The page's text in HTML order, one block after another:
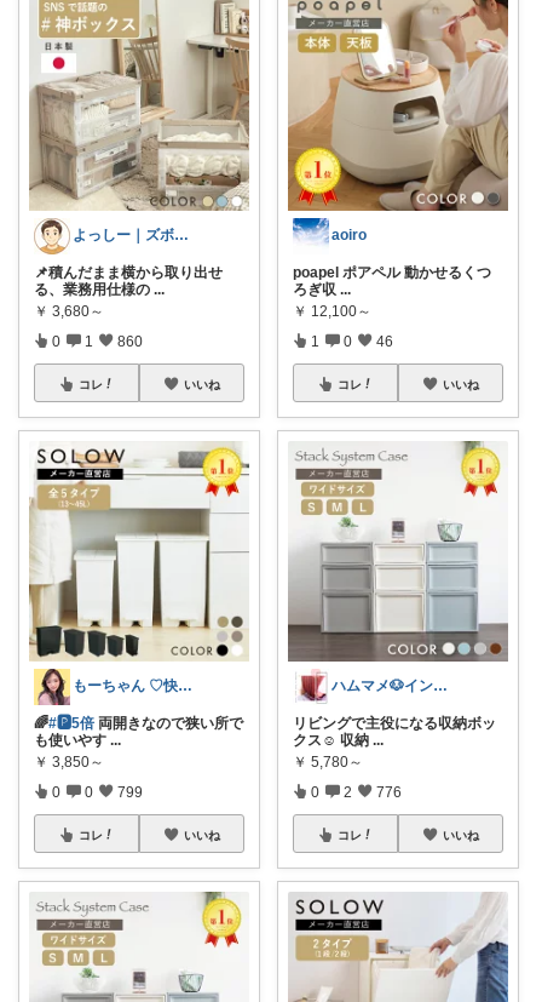
よっしー｜ズボラでもおしゃれに整えたい
📌積んだまま横から取り出せ
る、業務用仕様の ...
￥ 3,680～
0 1 860
コレ いいね
もーちゃん ♡快適生活~旅行大好き🌈✨
🌈#🅿5倍 両開きなので狭い所で
も使いやす ...
￥ 3,850～
0 0 799
コレ いいね
aoiro
poapel ポアペル 動かせるくつ
ろぎ収 ...
￥ 12,100～
1 0 46
コレ いいね
ハムマメ🐶インテリア・キッチン🌸
リビングで主役になる収納ボッ
クス☺️ 収納 ...
￥ 5,780～
0 2 776
コレ いいね